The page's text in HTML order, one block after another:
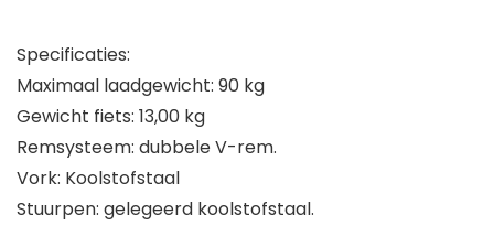
Specificaties:
Maximaal laadgewicht: 90 kg
Gewicht fiets: 13,00 kg
Remsysteem: dubbele V-rem.
Vork: Koolstofstaal
Stuurpen: gelegeerd koolstofstaal.